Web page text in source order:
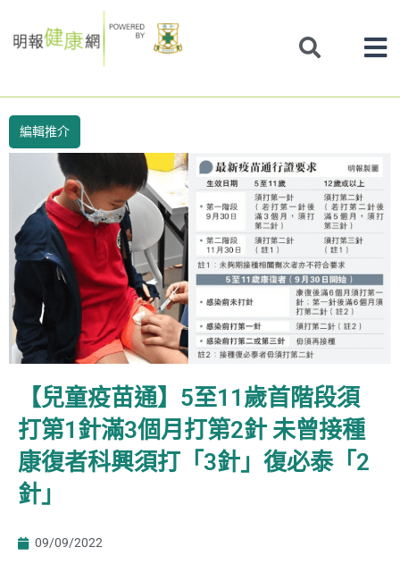
to
編輯推介
【兒童疫苗通】5至11歲首階段須
打第1針滿3個月打第2針 未曾接種
康復者科興須打「3針」復必泰「2
針」
09/09/2022